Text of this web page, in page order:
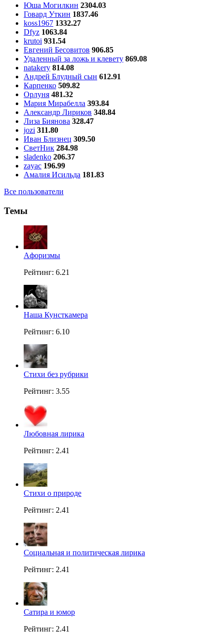
Юша Могилкин 2304.03
Говард Уткин 1837.46
koss1967 1332.27
Dfyz 1063.84
krutoi 931.54
Евгений Бесовитов 906.85
Удаленный за ложь и клевету 869.08
natakery 814.08
Андрей Блудный сын 612.91
Карпенко 509.82
Орлуня 481.32
Мария Мирабелла 393.84
Александр Лириков 348.84
Лиза Биянова 328.47
jozi 311.80
Иван Близнец 309.50
СветНик 284.98
sladenko 206.37
zayac 196.99
Амалия Исильда 181.83
Все пользователи
Темы
Aфоризмы
Рейтинг: 6.21
Наша Кунсткамера
Рейтинг: 6.10
Стихи без рубрики
Рейтинг: 3.55
Любовная лирика
Рейтинг: 2.41
Стихи о природе
Рейтинг: 2.41
Социальная и политическая лирика
Рейтинг: 2.41
Сатира и юмор
Рейтинг: 2.41